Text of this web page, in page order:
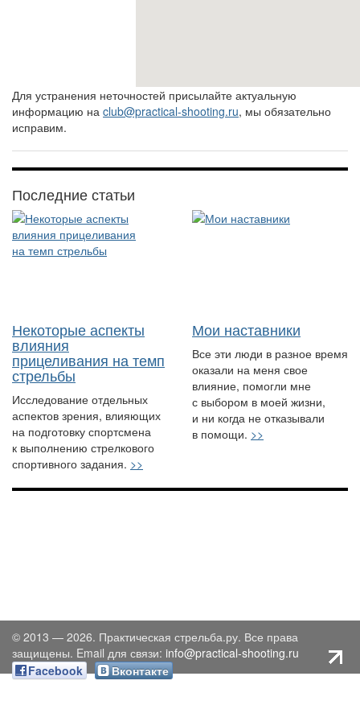
Для устранения неточностей присылайте актуальную
информацию на club@practical-shooting.ru, мы обязательно
исправим.
Последние статьи
Некоторые аспекты
влияния
прицеливания на темп
стрельбы
Исследование отдельных
аспектов зрения, влияющих
на подготовку спортсмена
к выполнению стрелкового
спортивного задания. >>
Мои наставники
Все эти люди в разное время
оказали на меня свое
влияние, помогли мне
с выбором в моей жизни,
и ни когда не отказывали
в помощи. >>
© 2013 — 2026. Практическая стрельба.ру. Все права
защищены. Email для связи: info@practical-shooting.ru
Facebook
Вконтакте